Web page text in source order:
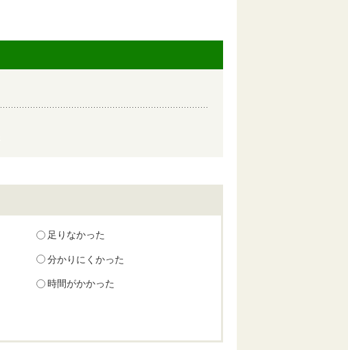
足りなかった
分かりにくかった
時間がかかった